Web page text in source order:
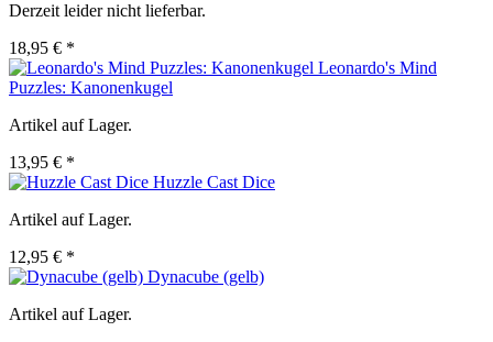
Derzeit leider nicht lieferbar.
18,95 € *
Leonardo's Mind
Puzzles: Kanonenkugel
Artikel auf Lager.
13,95 € *
Huzzle Cast Dice
Artikel auf Lager.
12,95 € *
Dynacube (gelb)
Artikel auf Lager.